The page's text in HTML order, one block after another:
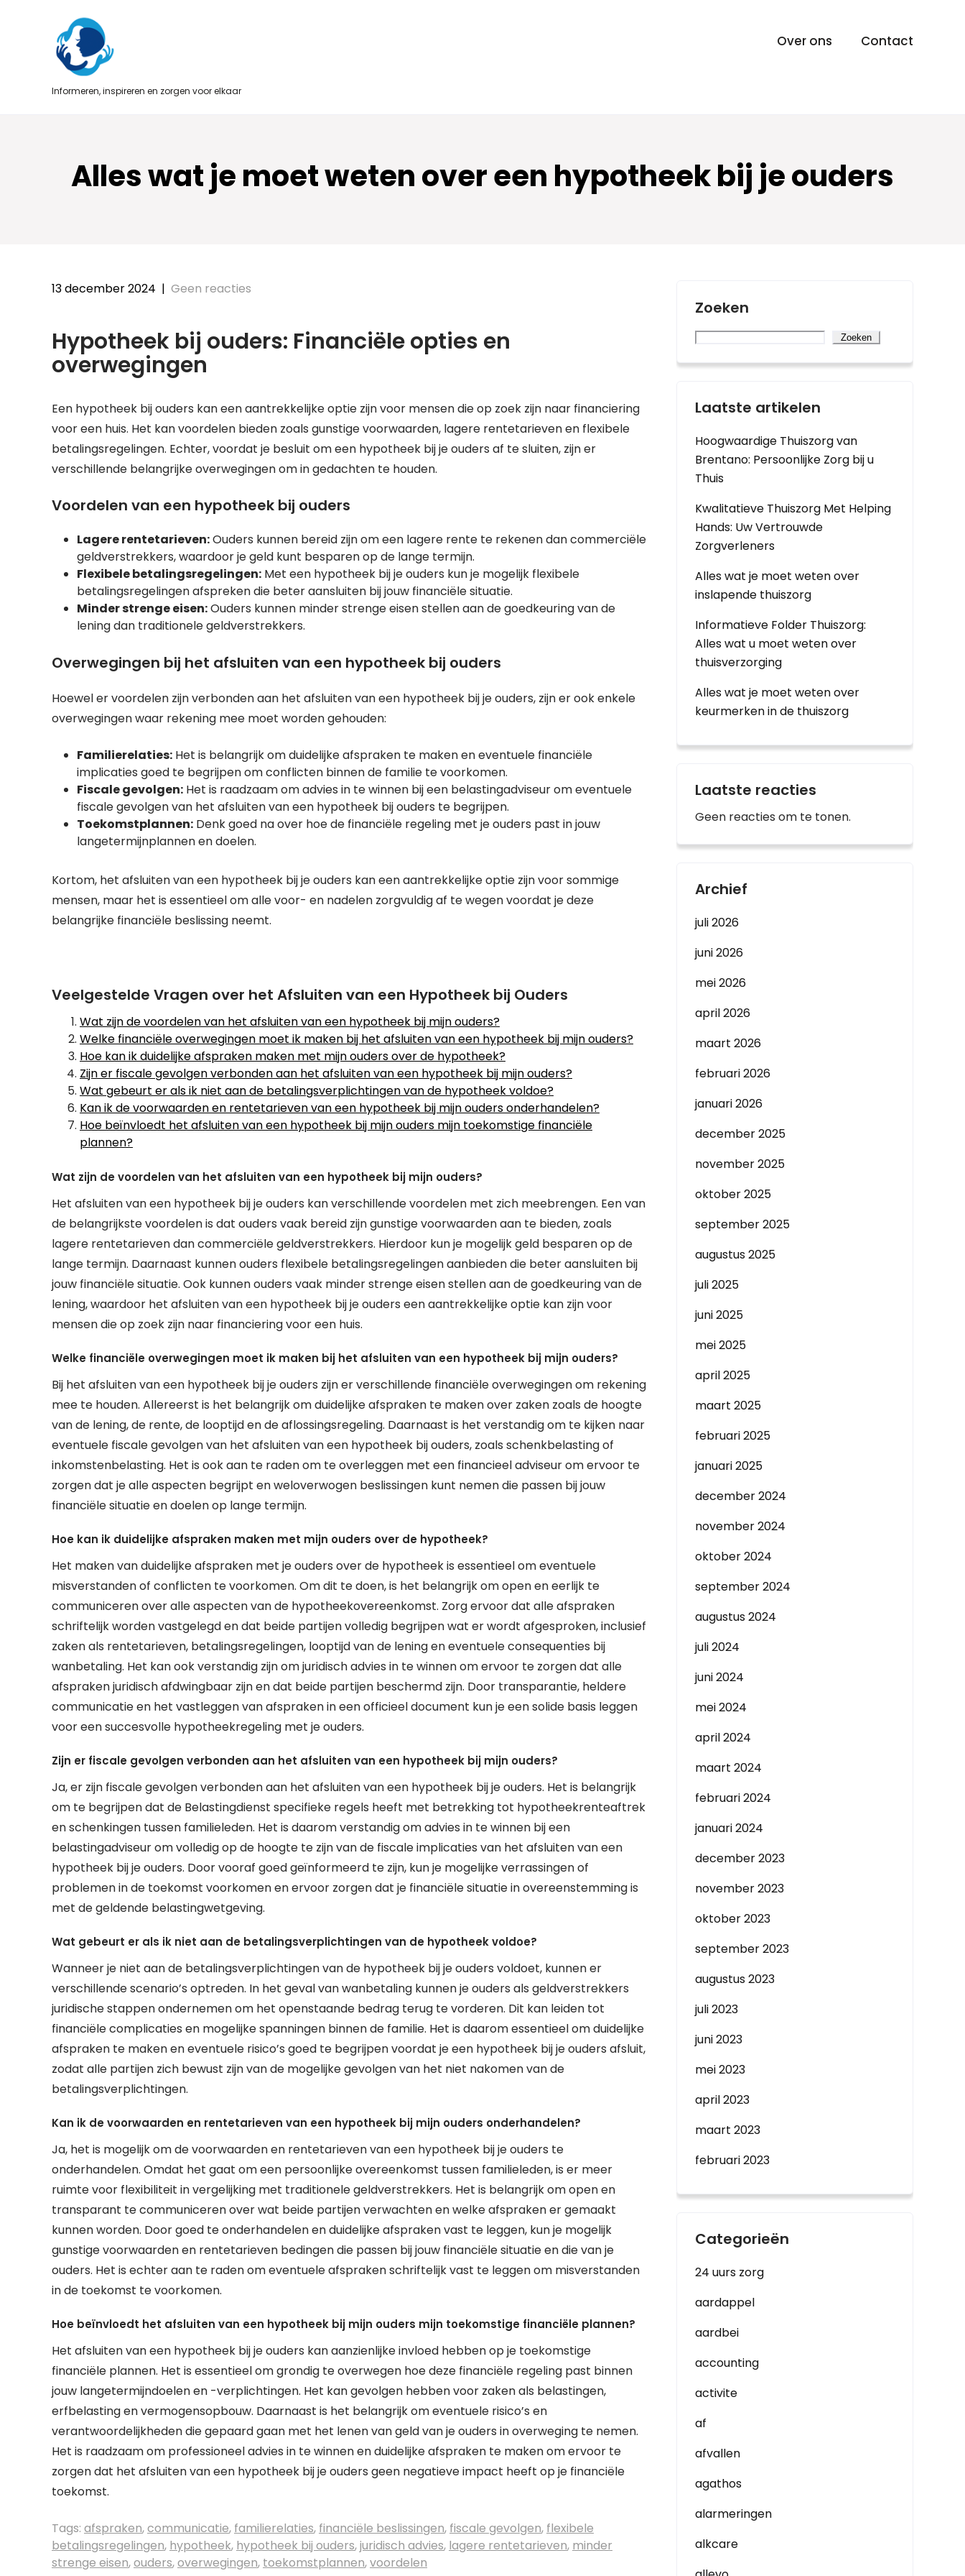
Informeren, inspireren en zorgen voor elkaar
Over ons Contact
Alles wat je moet weten over een hypotheek bij je ouders
13 december 2024 | Geen reacties
Hypotheek bij ouders: Financiële opties en
overwegingen
Een hypotheek bij ouders kan een aantrekkelijke optie zijn voor mensen die op zoek zijn naar financiering
voor een huis. Het kan voordelen bieden zoals gunstige voorwaarden, lagere rentetarieven en flexibele
betalingsregelingen. Echter, voordat je besluit om een hypotheek bij je ouders af te sluiten, zijn er
verschillende belangrijke overwegingen om in gedachten te houden.
Voordelen van een hypotheek bij ouders
Lagere rentetarieven:Ouders kunnen bereid zijn om een lagere rente te rekenen dan commerciële
geldverstrekkers, waardoor je geld kunt besparen op de lange termijn.
Flexibele betalingsregelingen: Met een hypotheek bij je ouders kun je mogelijk flexibele
betalingsregelingen afspreken die beter aansluiten bij jouw financiële situatie.
Minder strenge eisen:Ouders kunnen minder strenge eisen stellen aan de goedkeuring van de
lening dan traditionele geldverstrekkers.
Overwegingen bij het afsluiten van een hypotheek bij ouders
Hoewel er voordelen zijn verbonden aan het afsluiten van een hypotheek bij je ouders, zijn er ook enkele
overwegingen waar rekening mee moet worden gehouden:
Familierelaties: Het is belangrijk om duidelijke afspraken te maken en eventuele financiële
implicaties goed te begrijpen om conflicten binnen de familie te voorkomen.
Fiscale gevolgen: Het is raadzaam om advies in te winnen bij een belastingadviseur om eventuele
fiscale gevolgen van het afsluiten van een hypotheek bij ouders te begrijpen.
Toekomstplannen: Denk goed na over hoe de financiële regeling met je ouders past in jouw
langetermijnplannen en doelen.
Kortom, het afsluiten van een hypotheek bij je ouders kan een aantrekkelijke optie zijn voor sommige
mensen, maar het is essentieel om alle voor- en nadelen zorgvuldig af te wegen voordat je deze
belangrijke financiële beslissing neemt.
Veelgestelde Vragen over het Afsluiten van een Hypotheek bij Ouders
Wat zijn de voordelen van het afsluiten van een hypotheek bij mijn ouders?
Welke financiële overwegingen moet ik maken bij het afsluiten van een hypotheek bij mijn ouders?
Hoe kan ik duidelijke afspraken maken met mijn ouders over de hypotheek?
Zijn er fiscale gevolgen verbonden aan het afsluiten van een hypotheek bij mijn ouders?
Wat gebeurt er als ik niet aan de betalingsverplichtingen van de hypotheek voldoe?
Kan ik de voorwaarden en rentetarieven van een hypotheek bij mijn ouders onderhandelen?
Hoe beïnvloedt het afsluiten van een hypotheek bij mijn ouders mijn toekomstige financiële
plannen?
Wat zijn de voordelen van het afsluiten van een hypotheek bij mijn ouders?
Het afsluiten van een hypotheek bij je ouders kan verschillende voordelen met zich meebrengen. Een van
de belangrijkste voordelen is dat ouders vaak bereid zijn gunstige voorwaarden aan te bieden, zoals
lagere rentetarieven dan commerciële geldverstrekkers. Hierdoor kun je mogelijk geld besparen op de
lange termijn. Daarnaast kunnen ouders flexibele betalingsregelingen aanbieden die beter aansluiten bij
jouw financiële situatie. Ook kunnen ouders vaak minder strenge eisen stellen aan de goedkeuring van de
lening, waardoor het afsluiten van een hypotheek bij je ouders een aantrekkelijke optie kan zijn voor
mensen die op zoek zijn naar financiering voor een huis.
Welke financiële overwegingen moet ik maken bij het afsluiten van een hypotheek bij mijn ouders?
Bij het afsluiten van een hypotheek bij je ouders zijn er verschillende financiële overwegingen om rekening
mee te houden. Allereerst is het belangrijk om duidelijke afspraken te maken over zaken zoals de hoogte
van de lening, de rente, de looptijd en de aflossingsregeling. Daarnaast is het verstandig om te kijken naar
eventuele fiscale gevolgen van het afsluiten van een hypotheek bij ouders, zoals schenkbelasting of
inkomstenbelasting. Het is ook aan te raden om te overleggen met een financieel adviseur om ervoor te
zorgen dat je alle aspecten begrijpt en weloverwogen beslissingen kunt nemen die passen bij jouw
financiële situatie en doelen op lange termijn.
Hoe kan ik duidelijke afspraken maken met mijn ouders over de hypotheek?
Het maken van duidelijke afspraken met je ouders over de hypotheek is essentieel om eventuele
misverstanden of conflicten te voorkomen. Om dit te doen, is het belangrijk om open en eerlijk te
communiceren over alle aspecten van de hypotheekovereenkomst. Zorg ervoor dat alle afspraken
schriftelijk worden vastgelegd en dat beide partijen volledig begrijpen wat er wordt afgesproken, inclusief
zaken als rentetarieven, betalingsregelingen, looptijd van de lening en eventuele consequenties bij
wanbetaling. Het kan ook verstandig zijn om juridisch advies in te winnen om ervoor te zorgen dat alle
afspraken juridisch afdwingbaar zijn en dat beide partijen beschermd zijn. Door transparantie, heldere
communicatie en het vastleggen van afspraken in een officieel document kun je een solide basis leggen
voor een succesvolle hypotheekregeling met je ouders.
Zijn er fiscale gevolgen verbonden aan het afsluiten van een hypotheek bij mijn ouders?
Ja, er zijn fiscale gevolgen verbonden aan het afsluiten van een hypotheek bij je ouders. Het is belangrijk
om te begrijpen dat de Belastingdienst specifieke regels heeft met betrekking tot hypotheekrenteaftrek
en schenkingen tussen familieleden. Het is daarom verstandig om advies in te winnen bij een
belastingadviseur om volledig op de hoogte te zijn van de fiscale implicaties van het afsluiten van een
hypotheek bij je ouders. Door vooraf goed geïnformeerd te zijn, kun je mogelijke verrassingen of
problemen in de toekomst voorkomen en ervoor zorgen dat je financiële situatie in overeenstemming is
met de geldende belastingwetgeving.
Wat gebeurt er als ik niet aan de betalingsverplichtingen van de hypotheek voldoe?
Wanneer je niet aan de betalingsverplichtingen van de hypotheek bij je ouders voldoet, kunnen er
verschillende scenario’s optreden. In het geval van wanbetaling kunnen je ouders als geldverstrekkers
juridische stappen ondernemen om het openstaande bedrag terug te vorderen. Dit kan leiden tot
financiële complicaties en mogelijke spanningen binnen de familie. Het is daarom essentieel om duidelijke
afspraken te maken en eventuele risico’s goed te begrijpen voordat je een hypotheek bij je ouders afsluit,
zodat alle partijen zich bewust zijn van de mogelijke gevolgen van het niet nakomen van de
betalingsverplichtingen.
Kan ik de voorwaarden en rentetarieven van een hypotheek bij mijn ouders onderhandelen?
Ja, het is mogelijk om de voorwaarden en rentetarieven van een hypotheek bij je ouders te
onderhandelen. Omdat het gaat om een persoonlijke overeenkomst tussen familieleden, is er meer
ruimte voor flexibiliteit in vergelijking met traditionele geldverstrekkers. Het is belangrijk om open en
transparant te communiceren over wat beide partijen verwachten en welke afspraken er gemaakt
kunnen worden. Door goed te onderhandelen en duidelijke afspraken vast te leggen, kun je mogelijk
gunstige voorwaarden en rentetarieven bedingen die passen bij jouw financiële situatie en die van je
ouders. Het is echter aan te raden om eventuele afspraken schriftelijk vast te leggen om misverstanden
in de toekomst te voorkomen.
Hoe beïnvloedt het afsluiten van een hypotheek bij mijn ouders mijn toekomstige financiële plannen?
Het afsluiten van een hypotheek bij je ouders kan aanzienlijke invloed hebben op je toekomstige
financiële plannen. Het is essentieel om grondig te overwegen hoe deze financiële regeling past binnen
jouw langetermijndoelen en -verplichtingen. Het kan gevolgen hebben voor zaken als belastingen,
erfbelasting en vermogensopbouw. Daarnaast is het belangrijk om eventuele risico’s en
verantwoordelijkheden die gepaard gaan met het lenen van geld van je ouders in overweging te nemen.
Het is raadzaam om professioneel advies in te winnen en duidelijke afspraken te maken om ervoor te
zorgen dat het afsluiten van een hypotheek bij je ouders geen negatieve impact heeft op je financiële
toekomst.
Tags: afspraken,communicatie, familierelaties, financiële beslissingen, fiscale gevolgen, flexibele
betalingsregelingen, hypotheek, hypotheek bij ouders,juridisch advies, lagere rentetarieven, minder
strenge eisen,ouders,overwegingen, toekomstplannen,voordelen
Zoeken
Zoeken
Laatste artikelen
Hoogwaardige Thuiszorg van
Brentano: Persoonlijke Zorg bij u
Thuis
Kwalitatieve Thuiszorg Met Helping
Hands: Uw Vertrouwde
Zorgverleners
Alles wat je moet weten over
inslapende thuiszorg
Informatieve Folder Thuiszorg:
Alles wat u moet weten over
thuisverzorging
Alles wat je moet weten over
keurmerken in de thuiszorg
Laatste reacties
Geen reacties om te tonen.
Archief
juli 2026
juni 2026
mei 2026
april 2026
maart 2026
februari 2026
januari 2026
december 2025
november 2025
oktober 2025
september 2025
augustus 2025
juli 2025
juni 2025
mei 2025
april 2025
maart 2025
februari 2025
januari 2025
december 2024
november 2024
oktober 2024
september 2024
augustus 2024
juli 2024
juni 2024
mei 2024
april 2024
maart 2024
februari 2024
januari 2024
december 2023
november 2023
oktober 2023
september 2023
augustus 2023
juli 2023
juni 2023
mei 2023
april 2023
maart 2023
februari 2023
Categorieën
24 uurs zorg
aardappel
aardbei
accounting
activite
af
afvallen
agathos
alarmeringen
alkcare